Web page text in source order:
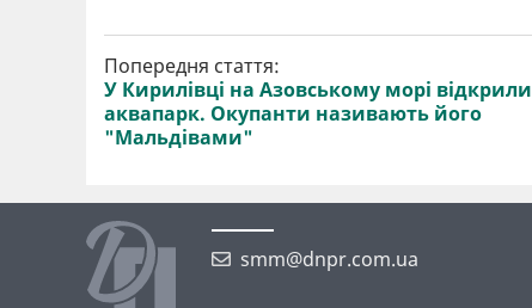
Попередня стаття:
У Кирилівці на Азовському морі відкрили
аквапарк. Окупанти називають його
"Мальдівами"
smm@dnpr.com.ua